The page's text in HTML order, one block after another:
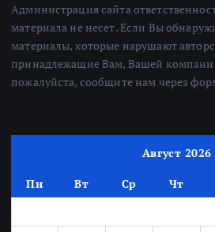
Администрация сайта
материала не несет. Если Вы
материалы, которые нарушают
принадлежащие Вам, Вашей
пожалуйста, сообщите нам через
Август 2026
Пн Вт Ср Чт